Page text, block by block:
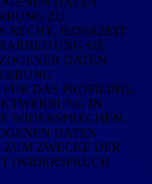
ZU
RECHT, JEDERZEIT
SIE
DATEN
DAS PROFILING,
IN
WIDERSPRECHEN,
DATEN
ZWECKE DER
(WIDERSPRUCH